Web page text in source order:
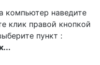
компьютер наведите
клик правой кнопкой
пункт :